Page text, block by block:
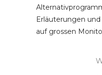
Erläuterungen
auf grossen